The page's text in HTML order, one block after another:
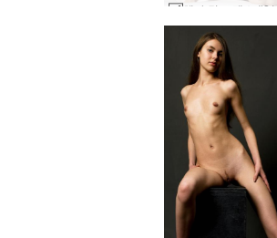
헤라 딜도 댄스 #21